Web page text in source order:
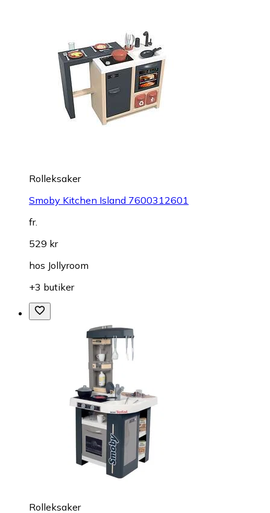
Rolleksaker
Smoby Kitchen Island 7600312601
fr.
529 kr
hos Jollyroom
+3 butiker
Rolleksaker